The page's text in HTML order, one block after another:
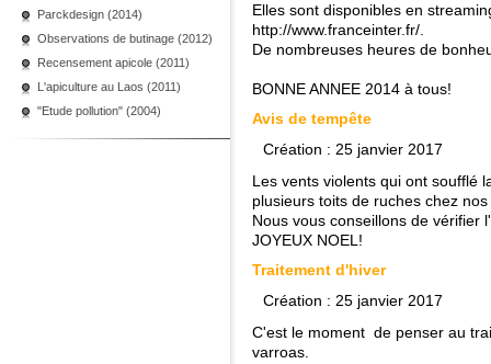
Parckdesign (2014)
Observations de butinage (2012)
Recensement apicole (2011)
L'apiculture au Laos (2011)
"Etude pollution" (2004)
Elles sont disponibles en
http://www.franceinter.fr/
De nombreuses heures de
BONNE ANNEE 2014 à tous!
Avis de tempête
Création : 25 janvier 2017
Les vents violents qui ont soufflé
plusieurs toits de ruches chez
Nous vous conseillons de vérifier
JOYEUX NOEL!
Traitement d'hiver
Création : 25 janvier 2017
C'est le moment de penser au
varroas.